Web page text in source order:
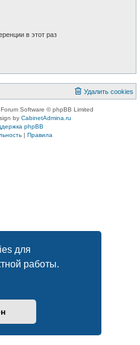
для
работы.
в этот раз
Удалить cookies
Software © phpBB Limited
by CabinetAdmina.ru
phpBB
| Правила